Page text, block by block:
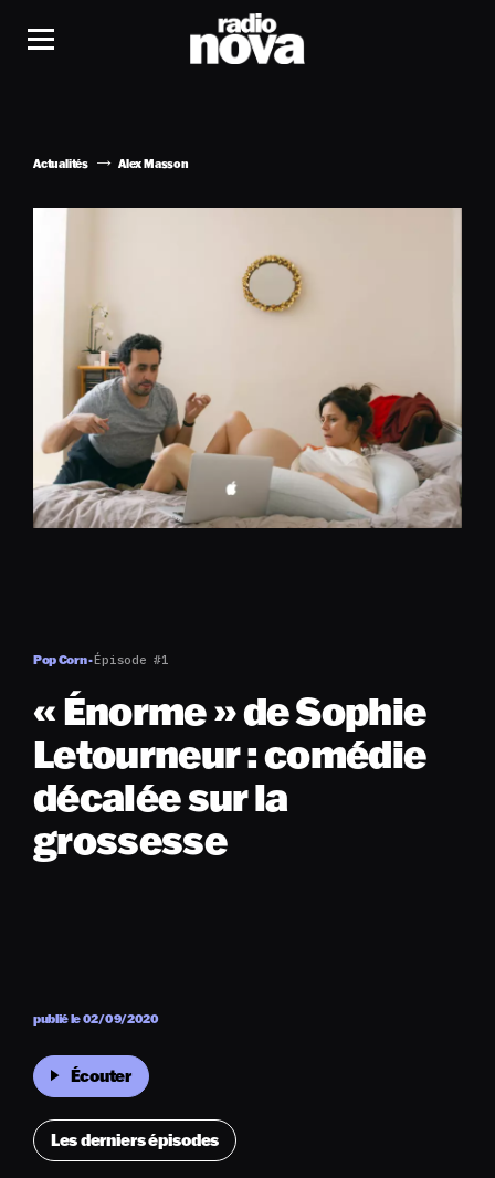
Actualités Alex Masson
Pop Corn -Épisode #1
« Énorme » de Sophie
Letourneur : comédie
décalée sur la
grossesse
Écouter
Les derniers épisodes
publié le 02/09/2020